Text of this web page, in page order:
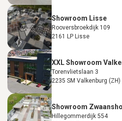
Showroom Lisse
Rooversbroekdijk 109
2161 LP Lisse
XXL Showroom
Torenvlietslaan 3
2235 SM Valkenburg (ZH)
Showroom
Hillegommerdijk 554